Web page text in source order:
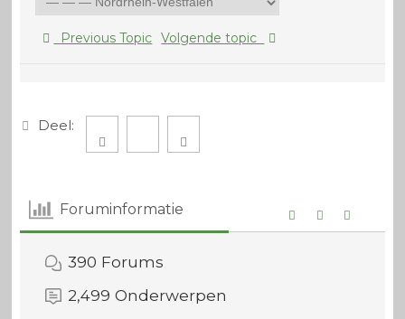
Previous Topic Volgende topic
Deel:
Foruminformatie
390 Forums
2,499 Onderwerpen